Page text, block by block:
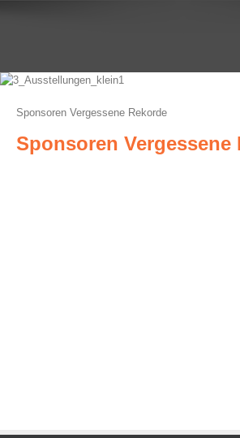
Sponsoren Vergessene Rekorde
Sponsoren Vergessene